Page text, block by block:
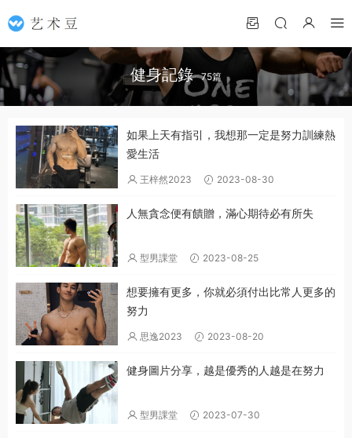
健身記錄 75篇
如果上天有指引，我想那一定是努力訓練熱
愛生活
王梓然2023 2023-08-30
人無貪念便有饋贈，滿心期待必有所失
型男課堂 2023-08-25
想要擁有更多，你就必須付出比常人更多的
努力
思逸2023 2023-08-20
健身圖片分享，越是優秀的人越是在努力
型男課堂 2023-07-30